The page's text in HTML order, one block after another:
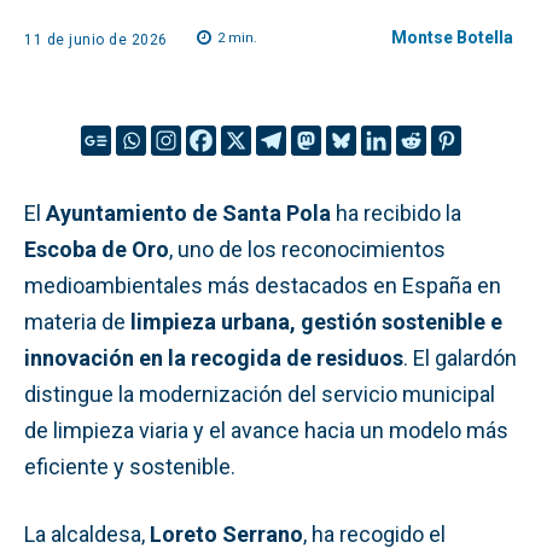
11 de junio de 2026 2min. Montse Botella
El Ayuntamiento de Santa Pola ha recibido la
Escoba de Oro, uno de los reconocimientos
medioambientales más destacados en España en
materia de limpieza urbana, gestión sostenible e
innovación en la recogida de residuos. El galardón
distingue la modernización del servicio municipal
de limpieza viaria y el avance hacia un modelo más
eficiente y sostenible.
La alcaldesa, Loreto Serrano, ha recogido el